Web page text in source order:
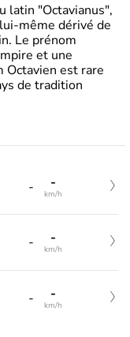
latin "Octavianus",
même dérivé de
Le prénom
et une
Octavien est rare
de tradition
- -
km/h
- -
km/h
- -
km/h